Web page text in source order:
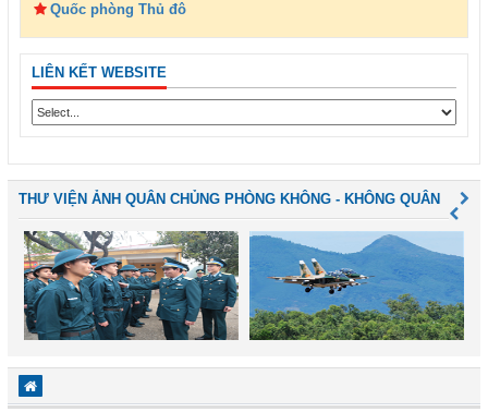
Quốc phòng Thủ đô
LIÊN KẾT WEBSITE
THƯ VIỆN ẢNH QUÂN CHỦNG PHÒNG KHÔNG - KHÔNG QUÂN